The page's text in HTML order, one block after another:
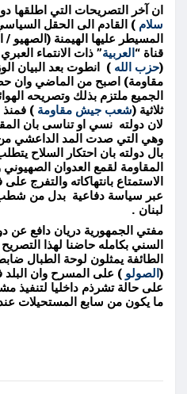
ان آخر التصريحات التي اطلقها
سلام ) القادم الى الحقل
المسيطر عليها الهيمنة (الصهيو /
قناة “العربية” ذات الانتماء
(حزب الله ) انطوت بعد البيان
مقاومة) اصبح من الماضي وان
الجميع ملتزم بذلك وتصريحه
ثلاثية (شعب جيش مقاومة )
لان دولته نسي او تناسى بان
وهي التي صدت المد الداعشي
بال دولته بان احتكار السلاح
المقاومة لقمع العدوان
الاستمتاع بانتهاكاته والتفرج
عبر سياسة دفاعية بدل من
لبنان .
مفتي الجمهورية دريان دافع عن
السني بكامله حاضنا لهذا
الطائفة يمثلون لوحة الطبال
(الصولو ) على المسرح وان
على حالة تشرذم داخليا لتنفيذ
ما يكون من سابع المستحيلات